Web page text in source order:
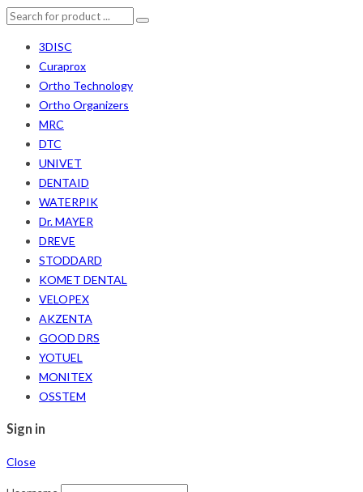
3DISC
Curaprox
Ortho Technology
Ortho Organizers
MRC
DTC
UNIVET
DENTAID
WATERPIK
Dr. MAYER
DREVE
STODDARD
KOMET DENTAL
VELOPEX
AKZENTA
GOOD DRS
YOTUEL
MONITEX
OSSTEM
Sign in
Close